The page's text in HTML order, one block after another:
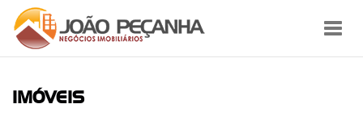
IMÓVEIS